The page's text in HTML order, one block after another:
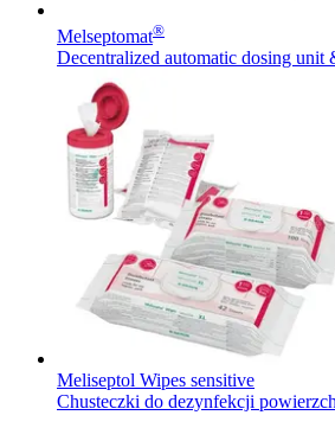
Melseptomat®
Decentralized automatic dosing unit
Meliseptol Wipes sensitive
Chusteczki do dezynfekcji